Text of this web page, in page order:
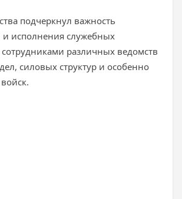
подчеркнул важность
и исполнения служебных
сотрудниками различных ведомств
силовых структур и особенно